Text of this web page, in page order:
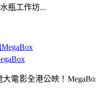
電影全港公映！
瓶工作坊...